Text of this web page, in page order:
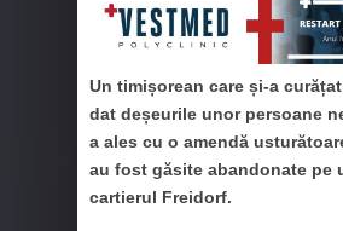
Un timișorean care și-a
dat deșeurile unor persoane
a ales cu o amendă
au fost găsite abandonate pe
cartierul Freidorf.